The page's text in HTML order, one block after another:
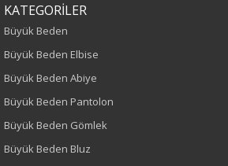
Yetişkin
Kalıp
Boy
KATEGORİLER
Büyük Beden
Büyük Beden Elbise
Büyük Beden Abiye
Büyük Beden Pantolon
Büyük Beden Gömlek
Büyük Beden Bluz